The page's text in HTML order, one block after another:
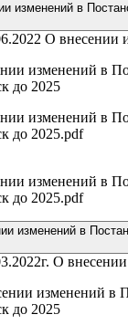
изменений в
О
изменений в
до 2025
изменений в
до 2025.pdf
изменений в
до 2025.pdf
изменений в
О
изменений
до 2025